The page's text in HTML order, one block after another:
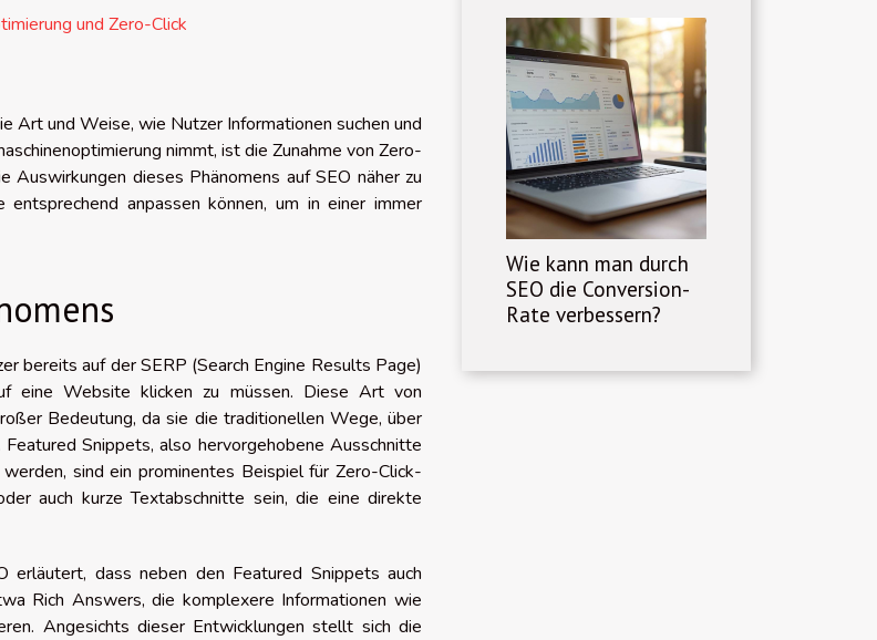
und Zero-Click
Art und Weise, wie Nutzer Informationen suchen und
nimmt, ist die Zunahme von Zero-
Auswirkungen dieses Phänomens auf SEO näher zu
anpassen können, um in einer immer
bereits auf der SERP (Search Engine Results Page)
eine Website klicken zu müssen. Diese Art von
Bedeutung, da sie die traditionellen Wege, über
Snippets, also hervorgehobene Ausschnitte
sind ein prominentes Beispiel für Zero-Click-
auch kurze Textabschnitte sein, die eine direkte
erläutert, dass neben den Featured Snippets auch
Rich Answers, die komplexere Informationen wie
Angesichts dieser Entwicklungen stellt sich die
Wie kann man durch
SEO die Conversion-
Rate verbessern?